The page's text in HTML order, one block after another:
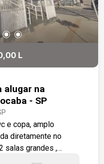
L
alugar na
- SP
e copa, amplo
diretamente no
salas grandes ,